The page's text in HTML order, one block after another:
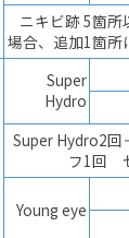
ニキビ跡 5箇所
場合、追加1箇所
Super
Hydro
Super Hydro2回
フ1回
Young eye